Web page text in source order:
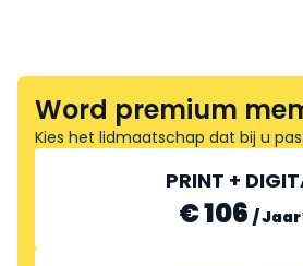
Word premium
Kies het lidmaatschap dat bij u
PRINT +
€ 106 /Jaar